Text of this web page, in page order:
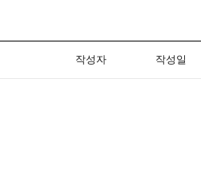
작성자 작성일